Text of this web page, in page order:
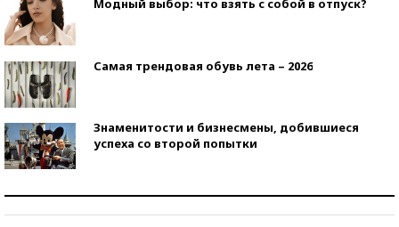
Модный выбор: что взять с собой в отпуск?
Самая трендовая обувь лета – 2026
Знаменитости и бизнесмены, добившиеся
успеха со второй попытки